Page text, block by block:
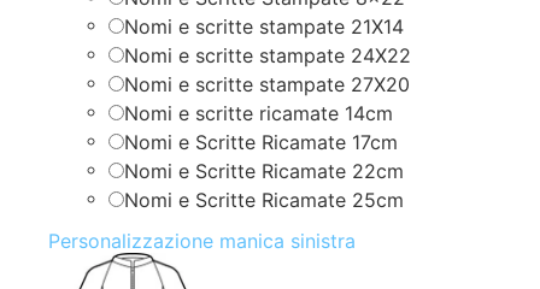
Nomi e scritte stampate 21X14
Nomi e scritte stampate 24X22
Nomi e scritte stampate 27X20
Nomi e scritte ricamate 14cm
Nomi e Scritte Ricamate 17cm
Nomi e Scritte Ricamate 22cm
Nomi e Scritte Ricamate 25cm
Personalizzazione manica sinistra